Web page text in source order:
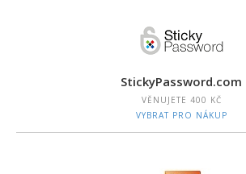
StickyPassword.com
VĚNUJETE 400 KČ
VYBRAT PRO NÁKUP